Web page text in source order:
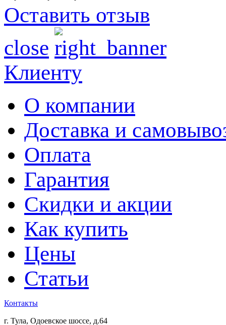
Оставить отзыв
close
Клиенту
О компании
Доставка и
Оплата
Гарантия
Скидки и акции
Как купить
Цены
Статьи
Контакты
г. Тула, Одоевское шоссе, д.64